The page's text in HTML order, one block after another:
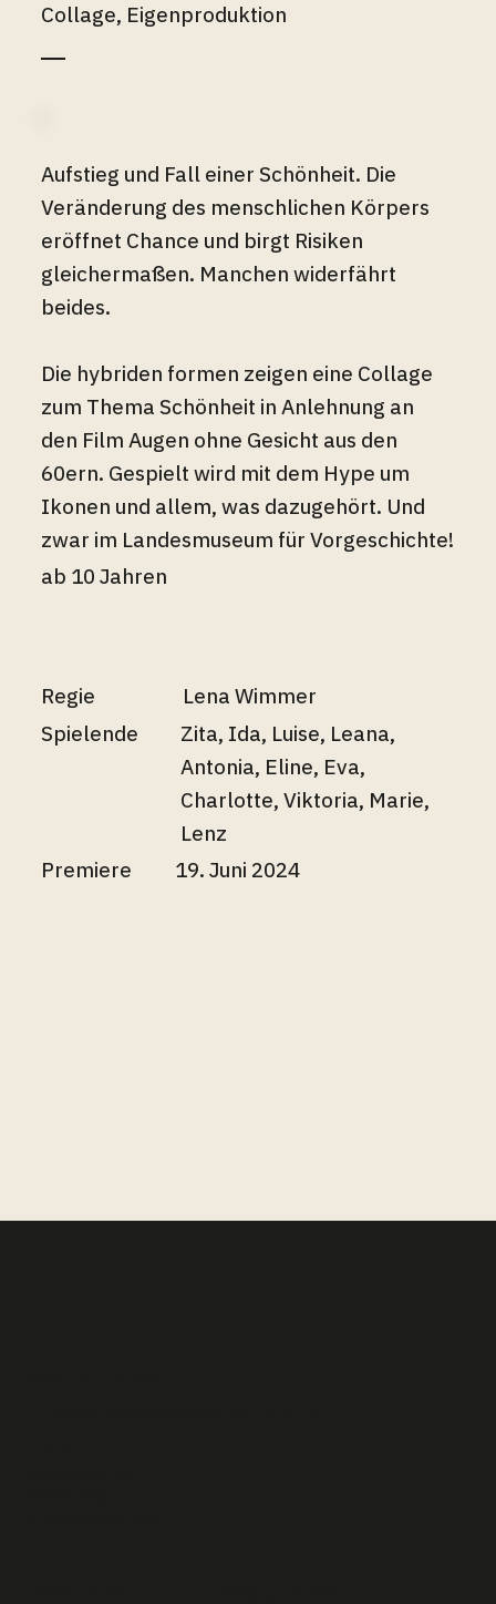
Collage, Eigenproduktion
Aufstieg und Fall einer Schönheit. Die
Veränderung des menschlichen Körpers
eröffnet Chance und birgt Risiken
gleichermaßen. Manchen widerfährt
beides.
Die hybriden formen zeigen eine Collage
zum Thema Schönheit in Anlehnung an
den Film Augen ohne Gesicht aus den
60ern. Gespielt wird mit dem Hype um
Ikonen und allem, was dazugehört. Und
zwar im Landesmuseum für Vorgeschichte!
ab 10 Jahren
Regie
Lena Wimmer
Spielende
Zita, Ida, Luise, Leana,
Antonia, Eline, Eva,
Charlotte, Viktoria, Marie,
Lenz
Premiere
19. Juni 2024